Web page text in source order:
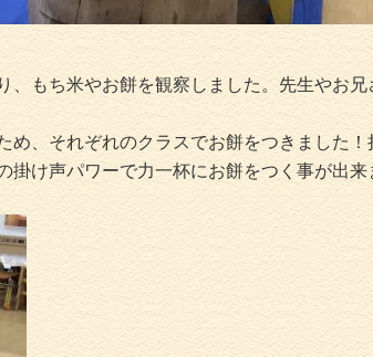
、もち米やお餅を観察しました。先生やお
め、それぞれのクラスでお餅をつきました
掛け声パワーで力一杯にお餅をつく事が出来